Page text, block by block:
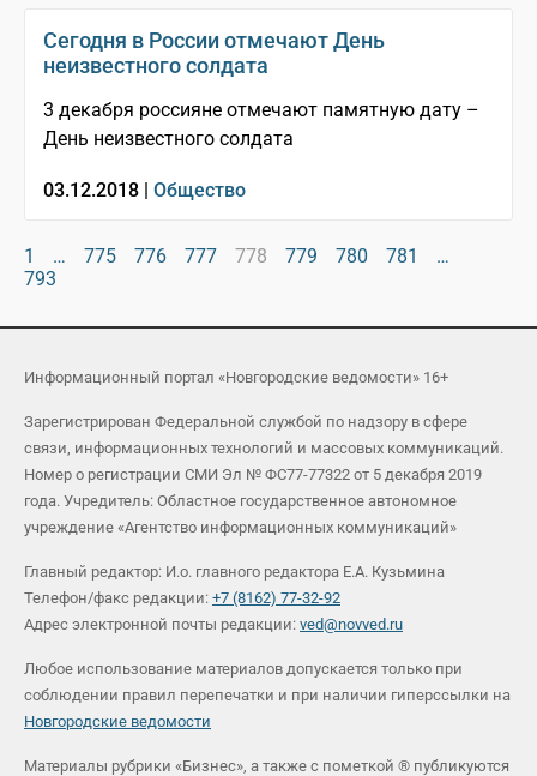
Сегодня в России отмечают День
неизвестного солдата
3 декабря россияне отмечают памятную дату –
День неизвестного солдата
03.12.2018 | Общество
1 … 775 776 777 778 779 780 781
…
793
Информационный портал «Новгородские ведомости» 16+
Зарегистрирован Федеральной службой по надзору в сфере
связи, информационных технологий и массовых коммуникаций.
Номер о регистрации СМИ Эл № ФС77-77322 от 5 декабря 2019
года. Учредитель: Областное государственное автономное
учреждение «Агентство информационных коммуникаций»
Главный редактор: И.о. главного редактора Е.А. Кузьмина
Телефон/факс редакции: +7 (8162) 77-32-92
Адрес электронной почты редакции: ved@novved.ru
Любое использование материалов допускается только при
соблюдении правил перепечатки и при наличии гиперссылки на
Новгородские ведомости
Материалы рубрики «Бизнес», а также с пометкой ® публикуются